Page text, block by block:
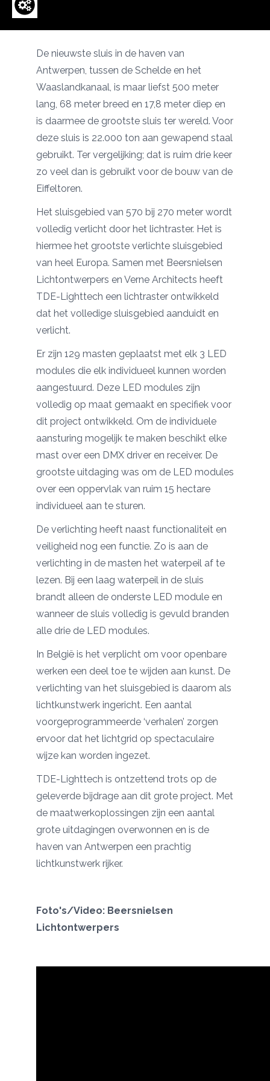
De nieuwste sluis in de haven van
Antwerpen, tussen de Schelde en het
Waaslandkanaal, is maar liefst 500 meter
lang, 68 meter breed en 17,8 meter diep en
is daarmee de grootste sluis ter wereld. Voor
deze sluis is 22.000 ton aan gewapend staal
gebruikt. Ter vergelijking; dat is ruim drie keer
zo veel dan is gebruikt voor de bouw van de
Eiffeltoren.
Het sluisgebied van 570 bij 270 meter wordt
volledig verlicht door het lichtraster. Het is
hiermee het grootste verlichte sluisgebied
van heel Europa. Samen met Beersnielsen
Lichtontwerpers en Verne Architects heeft
TDE-Lighttech een lichtraster ontwikkeld
dat het volledige sluisgebied aanduidt en
verlicht.
Er zijn 129 masten geplaatst met elk 3 LED
modules die elk individueel kunnen worden
aangestuurd. Deze LED modules zijn
volledig op maat gemaakt en specifiek voor
dit project ontwikkeld. Om de individuele
aansturing mogelijk te maken beschikt elke
mast over een DMX driver en receiver. De
grootste uitdaging was om de LED modules
over een oppervlak van ruim 15 hectare
individueel aan te sturen.
De verlichting heeft naast functionaliteit en
veiligheid nog een functie. Zo is aan de
verlichting in de masten het waterpeil af te
lezen. Bij een laag waterpeil in de sluis
brandt alleen de onderste LED module en
wanneer de sluis volledig is gevuld branden
alle drie de LED modules.
In België is het verplicht om voor openbare
werken een deel toe te wijden aan kunst. De
verlichting van het sluisgebied is daarom als
lichtkunstwerk ingericht. Een aantal
voorgeprogrammeerde ‘verhalen’ zorgen
ervoor dat het lichtgrid op spectaculaire
wijze kan worden ingezet.
TDE-Lighttech is ontzettend trots op de
geleverde bijdrage aan dit grote project. Met
de maatwerkoplossingen zijn een aantal
grote uitdagingen overwonnen en is de
haven van Antwerpen een prachtig
lichtkunstwerk rijker.
Foto's/Video: Beersnielsen
Lichtontwerpers